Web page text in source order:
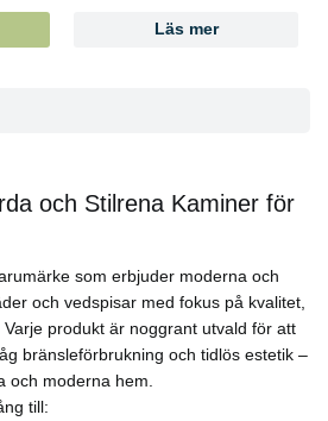
Läs mer
och Stilrena Kaminer för
som erbjuder moderna och
och vedspisar med fokus på kvalitet,
produkt är noggrant utvald för att
bränsleförbrukning och tidlös estetik –
och moderna hem.
till: